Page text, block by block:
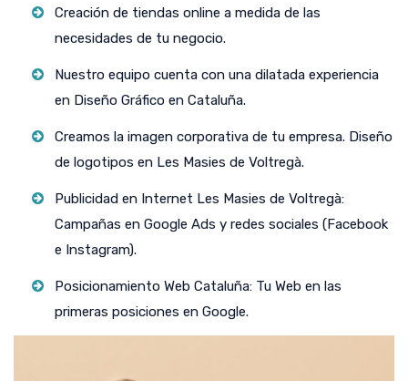
Creación de tiendas online a medida de las
necesidades de tu negocio.
Nuestro equipo cuenta con una dilatada experiencia
en Diseño Gráfico en Cataluña.
Creamos la imagen corporativa de tu empresa. Diseño
de logotipos en Les Masies de Voltregà.
Publicidad en Internet Les Masies de Voltregà:
Campañas en Google Ads y redes sociales (Facebook
e Instagram).
Posicionamiento Web Cataluña: Tu Web en las
primeras posiciones en Google.